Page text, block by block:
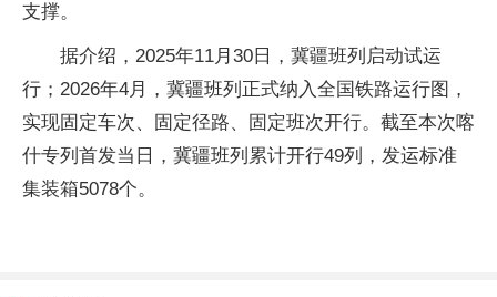
支撑。
据介绍，2025年11月30日，冀疆班列启动试运
行；2026年4月，冀疆班列正式纳入全国铁路运行图，
实现固定车次、固定径路、固定班次开行。截至本次喀
什专列首发当日，冀疆班列累计开行49列，发运标准
集装箱5078个。